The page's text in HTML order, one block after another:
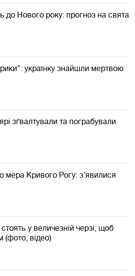
до Нового року: прогноз на свята
українку знайшли мертвою
зґвалтували та пограбували
мера Кривого Рогу: з'явилися
у величезній черзі, щоб
(фото, відео)